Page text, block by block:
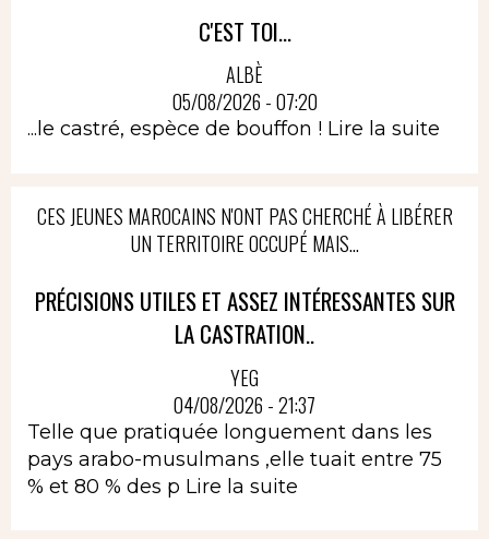
C'EST TOI...
ALBÈ
05/08/2026 - 07:20
...le castré, espèce de bouffon ! Lire la suite
CES JEUNES MAROCAINS N'ONT PAS CHERCHÉ À LIBÉRER
UN TERRITOIRE OCCUPÉ MAIS...
PRÉCISIONS UTILES ET ASSEZ INTÉRESSANTES SUR
LA CASTRATION..
YEG
04/08/2026 - 21:37
Telle que pratiquée longuement dans les
pays arabo-musulmans ,elle tuait entre 75
% et 80 % des p Lire la suite